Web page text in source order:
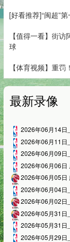
[好看推荐]“闽超”
【值得一看】街
球
【体育视频】重
最新录像
2026年06月14日
2026年06月11日
2026年06月09日
2026年06月06日
2026年06月05日
2026年06月04日
2026年06月02日
2026年05月31日
2026年05月31日
2026年05月29日